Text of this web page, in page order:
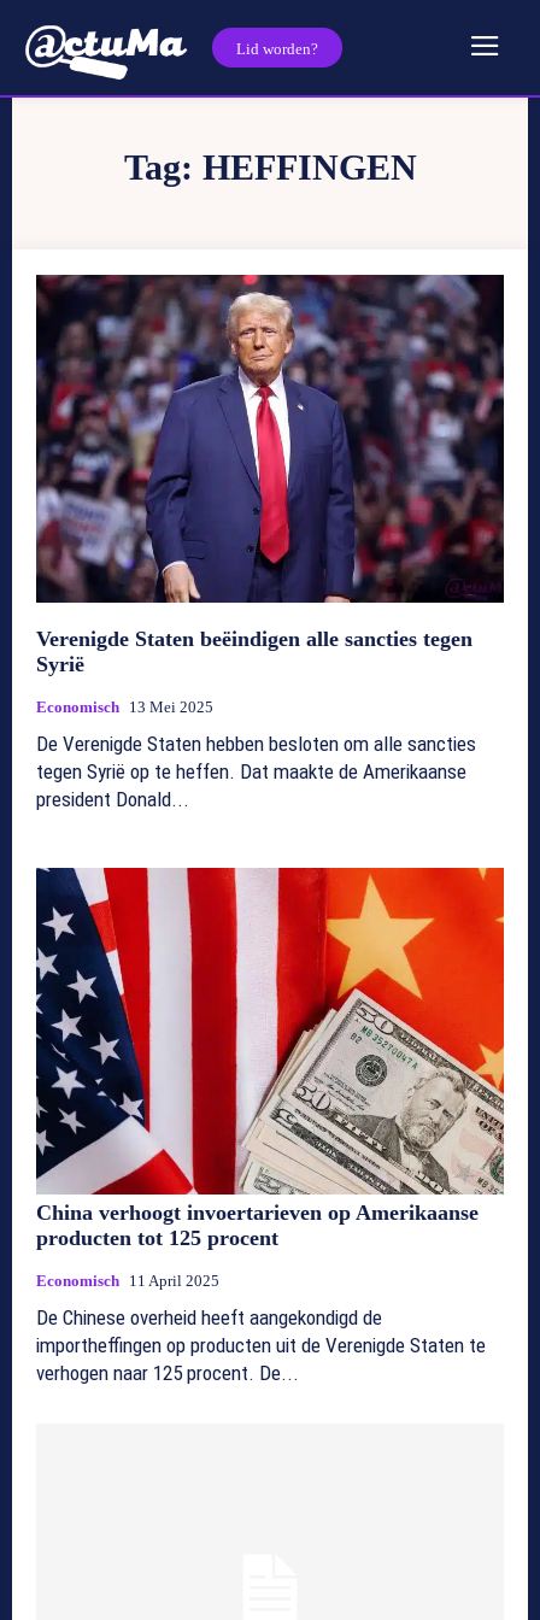
Lid worden?
Tag: HEFFINGEN
Verenigde Staten beëindigen alle sancties tegen
Syrië
Economisch 13 Mei 2025
De Verenigde Staten hebben besloten om alle sancties
tegen Syrië op te heffen. Dat maakte de Amerikaanse
president Donald...
China verhoogt invoertarieven op Amerikaanse
producten tot 125 procent
Economisch 11 April 2025
De Chinese overheid heeft aangekondigd de
importheffingen op producten uit de Verenigde Staten te
verhogen naar 125 procent. De...